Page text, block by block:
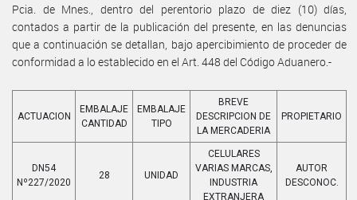
Pcia. de Mnes., dentro del perentorio plazo de diez (10) días,
contados a partir de la publicación del presente, en las denuncias
que a continuación se detallan, bajo apercibimiento de proceder de
conformidad a lo establecido en el Art. 448 del Código Aduanero.-
ACTUACION
EMBALAJE
CANTIDAD
EMBALAJE
TIPO
BREVE
DESCRIPCION DE
LA MERCADERIA
PROPIETARIO
DN54
Nº227/2020
28 UNIDAD
CELULARES
VARIAS MARCAS,
INDUSTRIA
EXTRANJERA
AUTOR
DESCONOC.